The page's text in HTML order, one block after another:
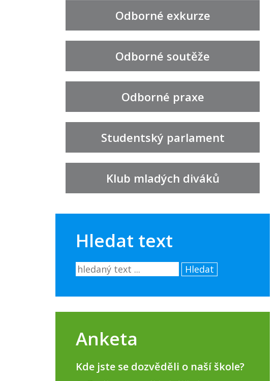
Odborné exkurze
Odborné soutěže
Odborné praxe
Studentský parlament
Klub mladých diváků
Hledat text
Hledat
Anketa
Kde jste se dozvěděli o naší škole?